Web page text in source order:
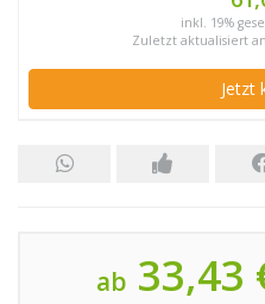
inkl. 19%
Zuletzt aktualisiert
Jetzt
ab 33,43